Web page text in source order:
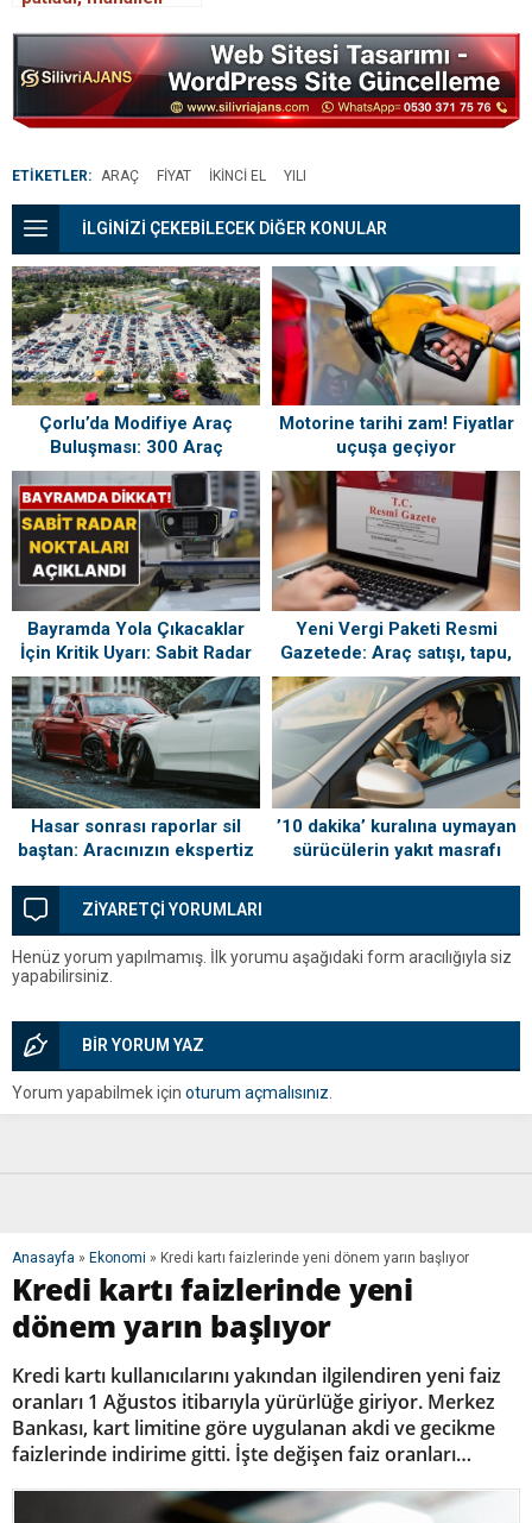
ETİKETLER: ARAÇ FIYAT IKINCI EL YILI
İLGİNİZİ ÇEKEBİLECEK DİĞER KONULAR
Çorlu’da Modifiye Araç
Buluşması: 300 Araç
Tutkunlarıyla Bir Araya Geldi
Motorine tarihi zam! Fiyatlar
uçuşa geçiyor
Bayramda Yola Çıkacaklar
İçin Kritik Uyarı: Sabit Radar
Noktaları Açıklandı
Yeni Vergi Paketi Resmi
Gazetede: Araç satışı, tapu,
kira, borçlanmada yeni
dönem
Hasar sonrası raporlar sil
baştan: Aracınızın ekspertiz
’10 dakika’ kuralına uymayan
sürücülerin yakıt masrafı
ZİYARETÇİ YORUMLARI
Henüz yorum yapılmamış. İlk yorumu aşağıdaki form aracılığıyla siz
yapabilirsiniz.
BİR YORUM YAZ
Yorum yapabilmek için oturum açmalısınız
Anasayfa » Ekonomi » Kredi kartı faizlerinde yeni dönem yarın başlıyor
Kredi kartı faizlerinde yeni
dönem yarın başlıyor
Kredi kartı kullanıcılarını yakından ilgilendiren yeni faiz
oranları 1 Ağustos itibarıyla yürürlüğe giriyor. Merkez
Bankası, kart limitine göre uygulanan akdi ve gecikme
faizlerinde indirime gitti. İşte değişen faiz oranları…